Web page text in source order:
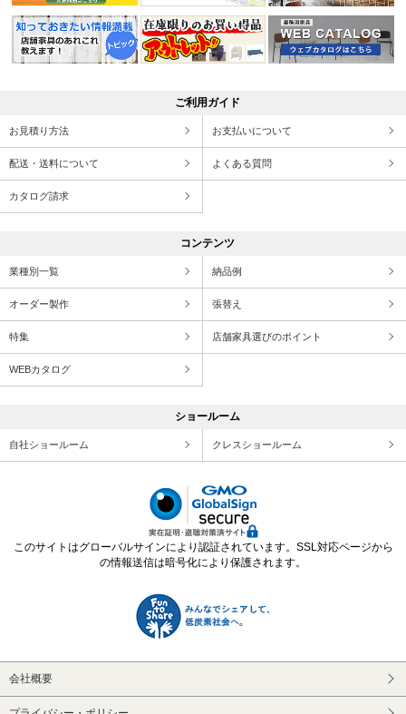
ご利用ガイド
お見積り方法 お支払いについて
配送・送料について よくある質問
カタログ請求
コンテンツ
業種別一覧 納品例
オーダー製作 張替え
特集 店舗家具選びのポイント
WEBカタログ
ショールーム
自社ショールーム クレスショールーム
このサイトはグローバルサインにより認証されています。SSL対応ページから
の情報送信は暗号化により保護されます。
会社概要